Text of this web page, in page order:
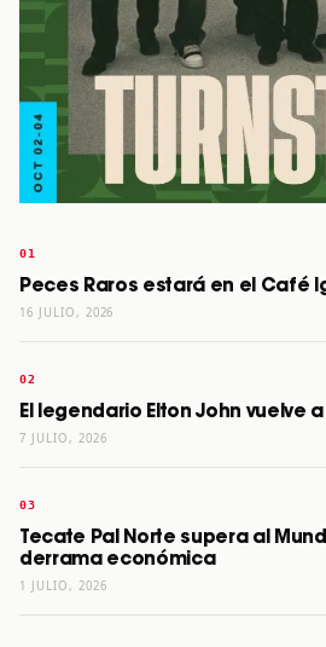
Peces Raros estará en el Café
16 JULIO, 2026
El legendario Elton John vuelve
7 JULIO, 2026
Tecate Pal Norte supera al
derrama económica
1 JULIO, 2026